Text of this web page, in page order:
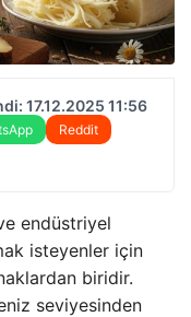
17.12.2025 11:56
Reddit
endüstriyel
isteyenler için
biridir.
seviyesinden